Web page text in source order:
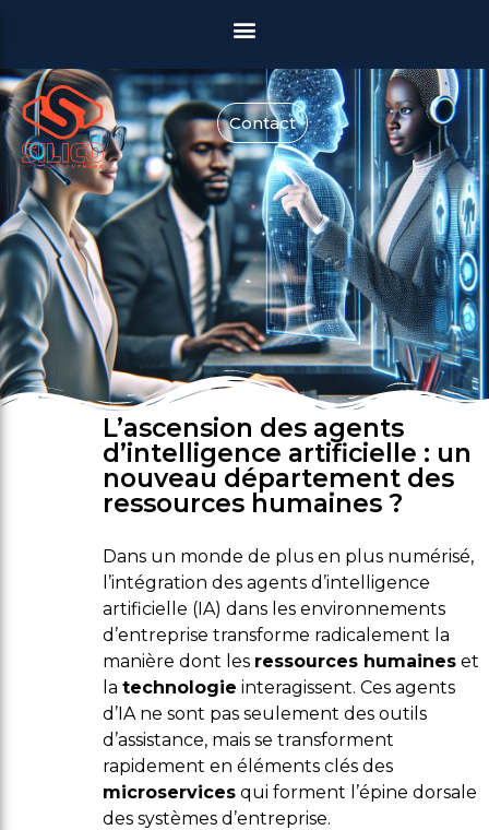
Contact
L’ascension des agents
d’intelligence artificielle : un
nouveau département des
ressources humaines ?
Dans un monde de plus en plus numérisé,
l’intégration des agents d’intelligence
artificielle (IA) dans les environnements
d’entreprise transforme radicalement la
manière dont les ressources humaines et
la technologie interagissent. Ces agents
d’IA ne sont pas seulement des outils
d’assistance, mais se transforment
rapidement en éléments clés des
microservices qui forment l’épine dorsale
des systèmes d’entreprise.